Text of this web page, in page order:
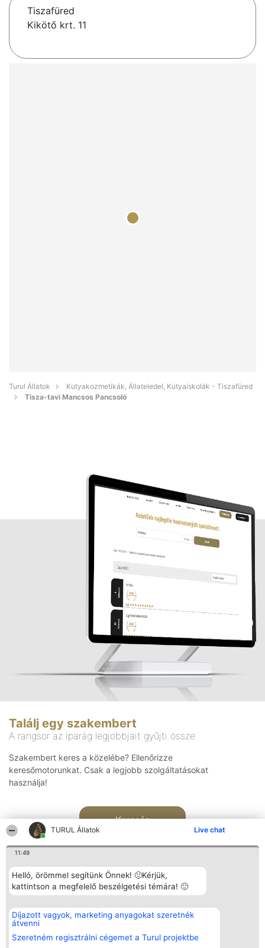
TURUL Állatok Live chat
11:49
Helló, örömmel segítünk Önnek! 🙂Kérjük,
kattintson a megfelelő beszélgetési témára! 🙂
Díjazott vagyok, marketing anyagokat szeretnék
átvenni
Szeretném regisztrálni cégemet a Turul projektbe
Tiszafüred
Kikötő krt. 11
Turul Állatok
Kutyakozmetikák, Állateledel, Kutyaiskolák - Tiszafüred
Tisza-tavi Mancsos Pancsoló
Találj egy szakembert
A rangsor az iparág legjobbjait gyűjti össze
Szakembert keres a közelébe? Ellenőrizze
keresőmotorunkat. Csak a legjobb szolgáltatásokat
használja!
Keresés
Rangsorszervező
SC Beautiful Company S.R.L.
Bulevardul Aleea Timișul De
Sus Nr. 2, Bl. A30, Sc. A, Et.
4, Ap. 13
Népszavazás
Nyertesek
listája
Elérhetőség
Elérhetőség